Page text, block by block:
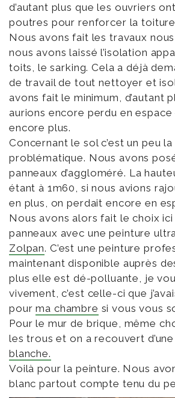
d’autant plus que les ouvriers
poutres pour renforcer la
Nous avons fait les travaux
nous avons laissé l’isolation
toits, le sarking. Cela a déjà
de travail de tout nettoyer et
avons fait le minimum, d’autant
aurions encore perdu en
encore plus.
Concernant le sol c’est un peu
problématique. Nous avons
panneaux d’aggloméré. La
étant à 1m60, si nous avions
en plus, on perdait encore en
Nous avons alors fait le choix
panneaux avec une peinture
Zolpan. C’est une peinture
maintenant disponible auprès
plus elle est dé-polluante, je
vivement, c’est celle-ci que
pourma chambre si vous vous
Pour le mur de brique, même
les trous et on a recouvert d’une
blanche.
Voilà pour la peinture. Nous
blanc partout compte tenu du